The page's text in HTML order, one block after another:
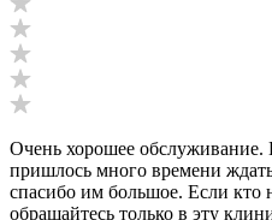
Очень хорошее обслуживание.
пришлось много времени
спасибо им большое. Если кто
обращайтесь только в эту